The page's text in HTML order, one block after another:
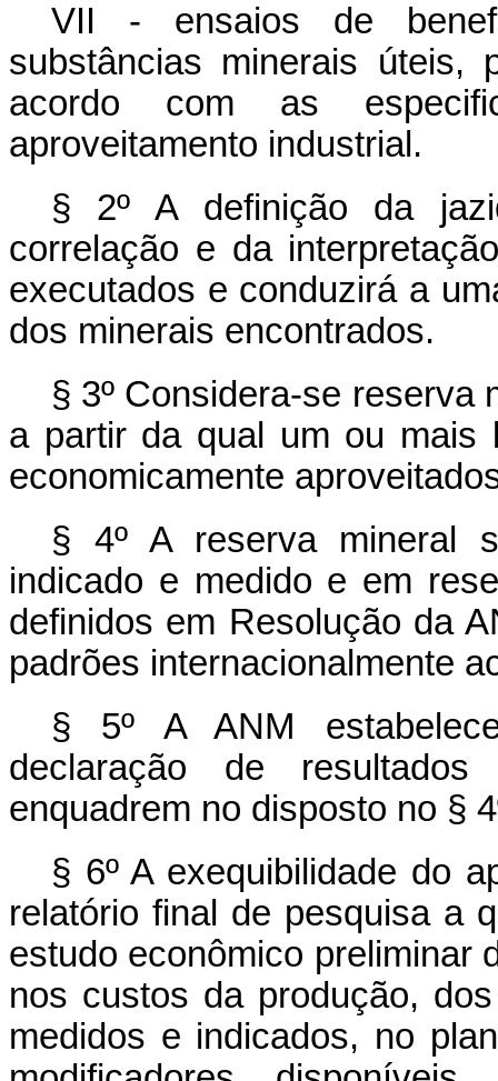
VII - ensaios de
substâncias minerais úteis,
acordo com as
aproveitamento industrial.
§ 2º A definição da
correlação e da
executados e conduzirá a
dos minerais encontrados.
§ 3º Considera-se reserva
a partir da qual um ou mais
economicamente
§ 4º A reserva mineral
indicado e medido e em
definidos em Resolução da
padrões internacionalmente
§ 5º A ANM
declaração de
enquadrem no disposto no §
§ 6º A exequibilidade do
relatório final de pesquisa a
estudo econômico preliminar
nos custos da produção,
medidos e indicados, no